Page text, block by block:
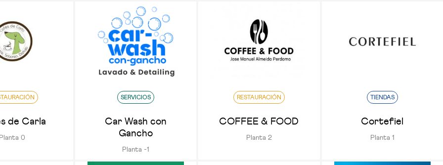
de Carla
0
SERVICIOS
Car Wash con
Gancho
Planta -1
RESTAURACIÓN
COFFEE & FOOD
Planta 2
TIENDAS
Cortefiel
Planta 1